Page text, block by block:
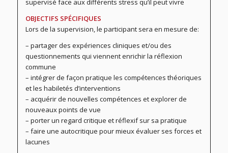
supervisé face aux différents stress qu’il peut vivre
OBJECTIFS SPÉCIFIQUES
Lors de la supervision, le participant sera en mesure de:
– partager des expériences cliniques et/ou des
questionnements qui viennent enrichir la réflexion
commune
– intégrer de façon pratique les compétences théoriques
et les habiletés d’interventions
– acquérir de nouvelles compétences et explorer de
nouveaux points de vue
– porter un regard critique et réflexif sur sa pratique
– faire une autocritique pour mieux évaluer ses forces et
lacunes